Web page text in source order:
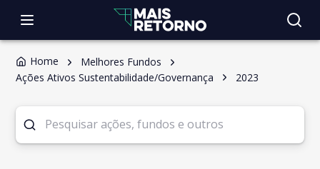
Home
Melhores Fundos
Ações Ativos Sustentabilidade/Governança
2023